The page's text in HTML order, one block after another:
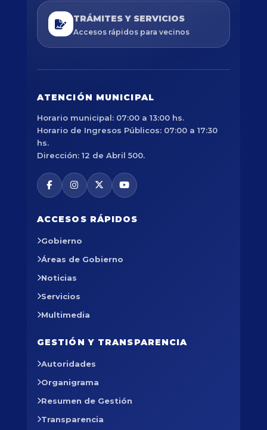
TRÁMITES Y SERVICIOS
Accesos rápidos para vecinos
ATENCIÓN MUNICIPAL
Horario municipal: 07:00 a 13:00 hs.
Horario de Ingresos Públicos: 07:00 a 17:30
hs.
Dirección: 12 de Abril 500.
ACCESOS RÁPIDOS
Gobierno
Áreas de Gobierno
Noticias
Servicios
Multimedia
GESTIÓN Y TRANSPARENCIA
Autoridades
Organigrama
Resumen de Gestión
Transparencia